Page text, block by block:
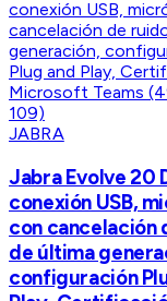
JABRA
Jabra Evolve 20
conexión USB,
con cancelación
de última
configuración